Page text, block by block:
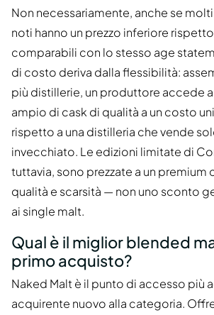
Non necessariamente, anche se
noti hanno un prezzo inferiore
comparabili con lo stesso age
di costo deriva dalla flessibilità:
più distillerie, un produttore accede
ampio di cask di qualità a un costo
rispetto a una distilleria che vende
invecchiato. Le edizioni limitate di
tuttavia, sono prezzate a un premium
qualità e scarsità — non uno sconto
ai single malt.
Qual è il miglior blended
primo acquisto?
Naked Malt è il punto di accesso più
acquirente nuovo alla categoria.